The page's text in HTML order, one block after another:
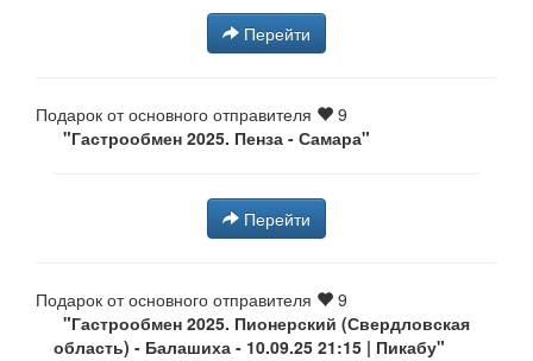
Перейти
Подарок от основного отправителя
9
"Гастрообмен 2025. Пенза - Самара"
Перейти
Подарок от основного отправителя
9
"Гастрообмен 2025. Пионерский (Свердловская
область) - Балашиха - 10.09.25 21:15 | Пикабу"